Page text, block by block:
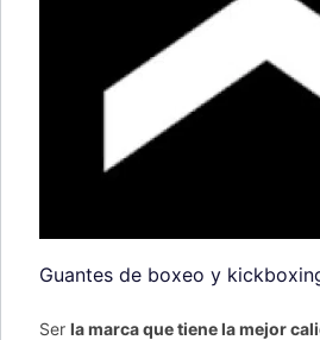
Guantes de boxeo y
Ser la marca que tiene la mejor